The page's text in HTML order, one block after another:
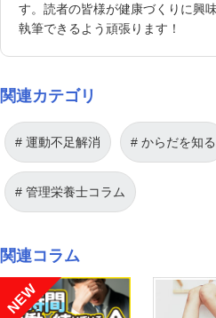
す。読者の皆様が健康づくりに興
執筆できるよう頑張ります！
関連カテゴリ
運動不足解消 からだを知る
管理栄養士コラム
関連コラム
NEW